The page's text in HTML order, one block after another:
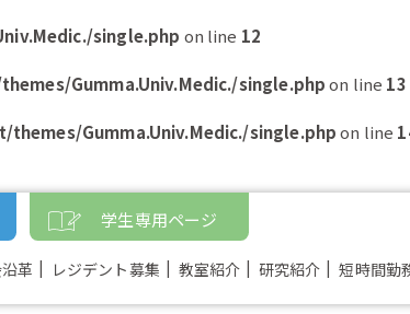
single.php on line 12
Gumma.Univ.Medic./single.phpon line 13
Gumma.Univ.Medic./single.phpon line
学生専用ページ
革 レジデント募集 教室紹介 研究紹介 短時間勤